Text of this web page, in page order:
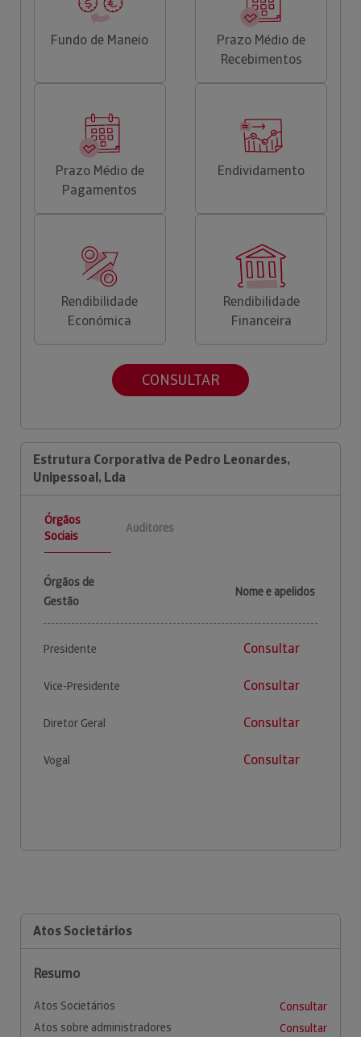
Fundo de Maneio
Prazo Médio de
Recebimentos
Prazo Médio de
Pagamentos
Endividamento
Rendibilidade
Económica
Rendibilidade
Financeira
CONSULTAR
Estrutura Corporativa de Pedro Leonardes,
Unipessoal, Lda
Órgãos
Sociais
Auditores
Órgãos de
Gestão
Nome e apelidos
Presidente Consultar
Vice-Presidente Consultar
Diretor Geral Consultar
Vogal Consultar
Atos Societários
Resumo
Atos Societários
Consultar
Atos sobre administradores
Consultar